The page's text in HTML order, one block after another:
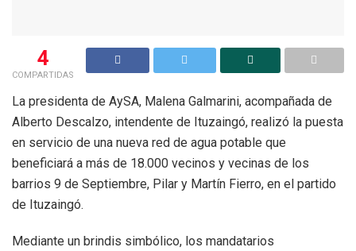
4
COMPARTIDAS
La presidenta de AySA, Malena Galmarini, acompañada de
Alberto Descalzo, intendente de Ituzaingó, realizó la puesta
en servicio de una nueva red de agua potable que
beneficiará a más de 18.000 vecinos y vecinas de los
barrios 9 de Septiembre, Pilar y Martín Fierro, en el partido
de Ituzaingó.
Mediante un brindis simbólico, los mandatarios